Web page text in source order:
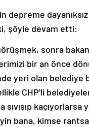
depreme
şöyle devam etti:
sonra
bir an önce
yeri olan belediye
CHP’li
sıvışıp
bana, kimse